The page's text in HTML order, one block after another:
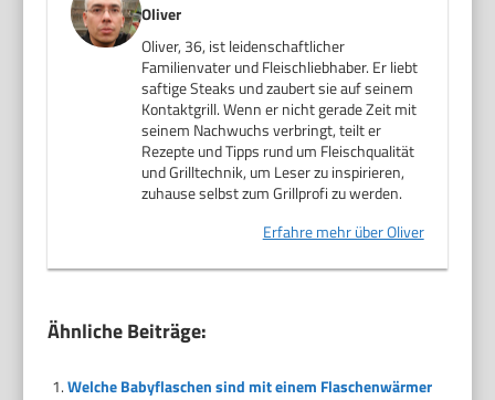
Oliver
Oliver, 36, ist leidenschaftlicher
Familienvater und Fleischliebhaber. Er liebt
saftige Steaks und zaubert sie auf seinem
Kontaktgrill. Wenn er nicht gerade Zeit mit
seinem Nachwuchs verbringt, teilt er
Rezepte und Tipps rund um Fleischqualität
und Grilltechnik, um Leser zu inspirieren,
zuhause selbst zum Grillprofi zu werden.
Erfahre mehr über Oliver
Ähnliche Beiträge:
Welche Babyflaschen sind mit einem Flaschenwärmer